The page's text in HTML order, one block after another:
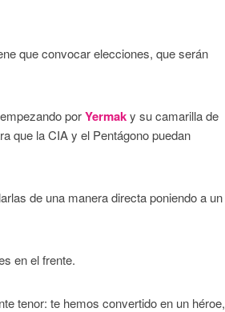
que convocar elecciones, que serán
porYermaky su camarilla de
que la CIA y el Pentágono puedan
de una manera directa poniendo a un
en el frente.
tenor: te hemos convertido en un héroe,